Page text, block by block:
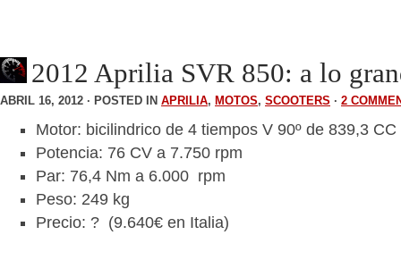
2012 Aprilia SVR 850: a lo
ABRIL 16, 2012 · POSTED IN APRILIA, MOTOS, SCOOTERS · 2
Motor: bicilindrico de 4 tiempos V 90º de 839,3 CC
Potencia: 76 CV a 7.750 rpm
Par: 76,4 Nm a 6.000 rpm
Peso: 249 kg
Precio: ? (9.640€ en Italia)